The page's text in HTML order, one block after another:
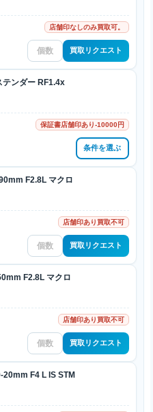
店舗印なしのみ買取可。
買取リクエスト
ンダー RF1.4x
保証書店舗印あり-10000円
条件を選ぶ
F2.8L マクロ
店舗印あり買取不可
買取リクエスト
F2.8L マクロ
店舗印あり買取不可
買取リクエスト
20mm F4 L IS STM